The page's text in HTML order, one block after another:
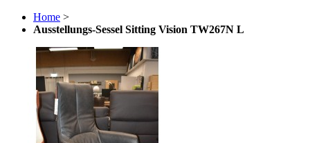
Home >
Ausstellungs-Sessel Sitting Vision TW267N L